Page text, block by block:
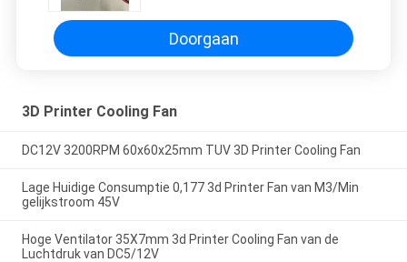
Doorgaan
3D Printer Cooling Fan
DC12V 3200RPM 60x60x25mm TUV 3D Printer Cooling Fan
Lage Huidige Consumptie 0,177 3d Printer Fan van M3/Min
gelijkstroom 45V
Hoge Ventilator 35X7mm 3d Printer Cooling Fan van de
Luchtdruk van DC5/12V